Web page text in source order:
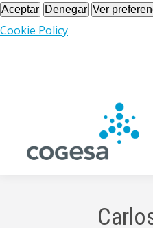
Aceptar Denegar Ver
Cookie Policy